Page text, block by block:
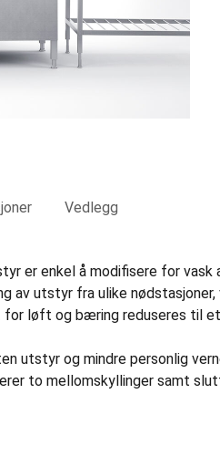
Vedlegg
er enkel å modifisere for
av utstyr fra ulike
for løft og bæring reduseres til et
utstyr og mindre personlig
to mellomskyllinger samt